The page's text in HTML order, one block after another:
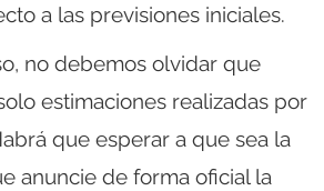
a las previsiones iniciales.
no debemos olvidar que
estimaciones realizadas por
que esperar a que sea la
anuncie de forma oficial la